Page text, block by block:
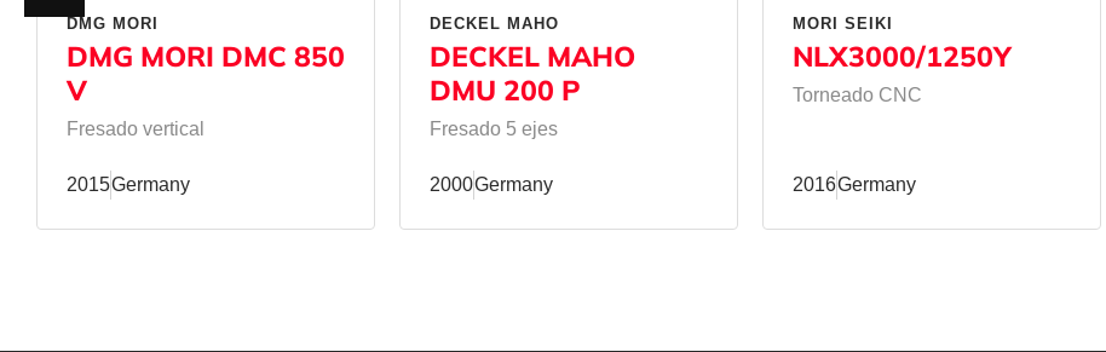
DMG MORI
DMG MORI DMC 850
V
Fresado vertical
2015Germany
DECKEL MAHO
DECKEL MAHO
DMU 200 P
Fresado 5 ejes
2000Germany
MORI SEIKI
NLX3000/1250Y
Torneado CNC
2016Germany